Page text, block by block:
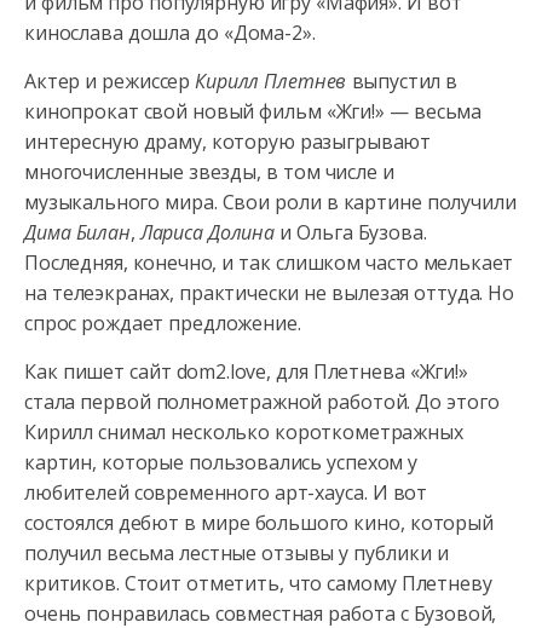
кинослава дошла до «Дома-2».
Актер и режиссерКирилл Плетнев выпустил в
кинопрокат свой новый фильм «Жги!» — весьма
интересную драму, которую разыгрывают
многочисленные звезды, в том числе и
музыкального мира. Свои роли в картине получили
Дима Билан,Лариса Долинаи Ольга Бузова.
Последняя, конечно, и так слишком часто мелькает
на телеэкранах, практически не вылезая оттуда. Но
спрос рождает предложение.
Как пишет сайт dom2.love, для Плетнева «Жги!»
стала первой полнометражной работой. До этого
Кирилл снимал несколько короткометражных
картин, которые пользовались успехом у
любителей современного арт-хауса. И вот
состоялся дебют в мире большого кино, который
получил весьма лестные отзывы у публики и
критиков. Стоит отметить, что самому Плетневу
очень понравилась совместная работа с Бузовой,